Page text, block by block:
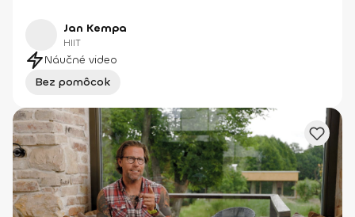
Jan Kempa
HIIT
Náučné video
Bez pomôcok